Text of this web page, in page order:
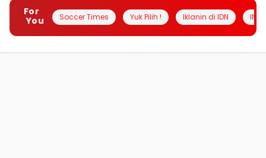
For
You
Soccer Times Yuk Pilih ! Iklanin di IDN